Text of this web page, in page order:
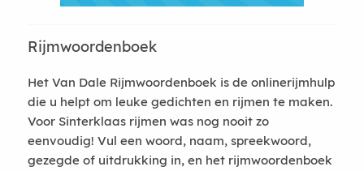
Rijmwoordenboek
Het Van Dale Rijmwoordenboek is de onlinerijmhulp
die u helpt om leuke gedichten en rijmen te maken.
Voor Sinterklaas rijmen was nog nooit zo
eenvoudig! Vul een woord, naam, spreekwoord,
gezegde of uitdrukking in, en het rijmwoordenboek